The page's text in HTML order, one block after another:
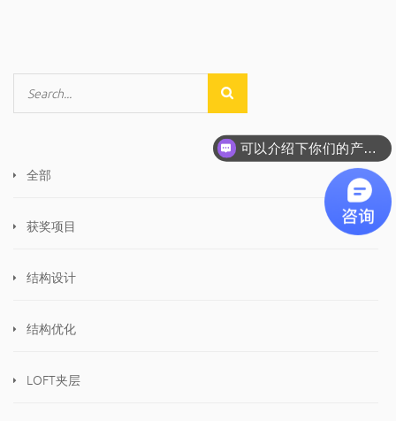
全部
获奖项目
结构设计
结构优化
LOFT夹层
可以介绍下你们的产品么